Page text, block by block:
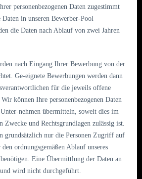
personenbezogenen Daten zugestimmt
in unseren Bewerber-Pool
die Daten nach Ablauf von zwei Jahren
nach Eingang Ihrer Bewerbung von der
Ge-eignete Bewerbungen werden dann
für die jeweils offene
können Ihre personenbezogenen Daten
nehmen übermitteln, soweit dies im
Zwecke und Rechtsgrundlagen zulässig ist.
grundsätzlich nur die Personen Zugriff auf
ordnungsgemäßen Ablauf unseres
Eine Übermittlung der Daten an
wird nicht durchgeführt.